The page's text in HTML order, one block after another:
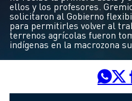
ellos y los profesores.
solicitaron al Gobierno
para permitirles volver al
terrenos agrícolas fueron
indígenas en la macrozona